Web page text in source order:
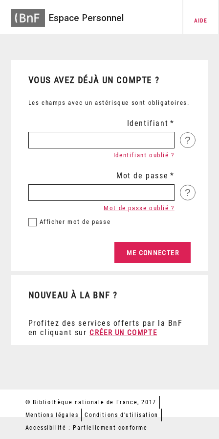
Espace Personnel AIDE
VOUS AVEZ DÉJÀ UN COMPTE ?
Les champs avec un astérisque sont obligatoires.
Identifiant
?
Identifiant oublié ?
Mot de passe
?
Afficher mot de passe
Mot de passe oublié ?
NOUVEAU À LA BNF ?
Profitez des services offerts par la BnF
en cliquant sur CRÉER UN COMPTE
© Bibliothèque nationale de France, 2017
Mentions légales
Conditions d'utilisation
Accessibilité : Partiellement conforme